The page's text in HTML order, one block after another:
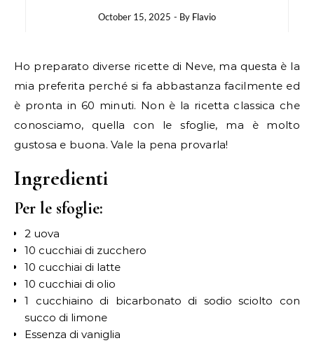
October 15, 2025 - By Flavio
Ho preparato diverse ricette di Neve, ma questa è la
mia preferita perché si fa abbastanza facilmente ed
è pronta in 60 minuti. Non è la ricetta classica che
conosciamo, quella con le sfoglie, ma è molto
gustosa e buona. Vale la pena provarla!
Ingredienti
Per le sfoglie:
2 uova
10 cucchiai di zucchero
10 cucchiai di latte
10 cucchiai di olio
1 cucchiaino di bicarbonato di sodio sciolto con
succo di limone
Essenza di vaniglia